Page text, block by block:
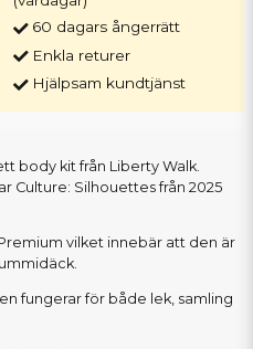
60 dagars ångerrätt
Enkla returer
Hjälpsam kundtjänst
body kit från Liberty Walk.
Culture: Silhouettes från 2025
vilket innebär att den är
fungerar för både lek, samling